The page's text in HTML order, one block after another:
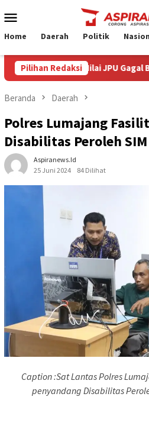
ke
Mobile
Home Daerah Politik
Pilihan Redaksi
Armin Amin Nilai JPU Gagal
Beranda Daerah
Polres Lumajang
Disabilitas Peroleh SIM
Aspiranews.id
25 Juni 2024
84 Dilihat
Caption :Sat Lantas Polres
penyandang Disabilitas